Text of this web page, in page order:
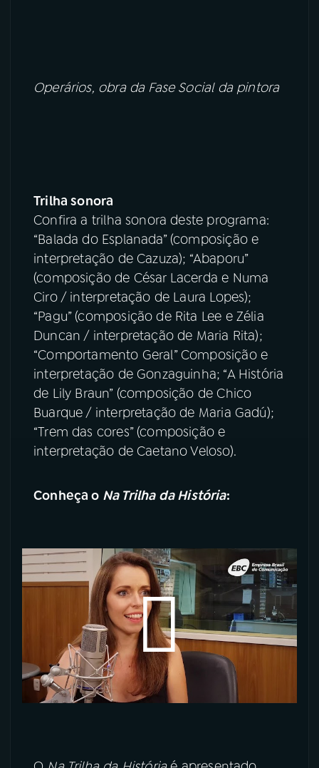
Operários, obra da Fase Social da pintora
Trilha sonora
Confira a trilha sonora deste programa:
“Balada do Esplanada” (composição e
interpretação de Cazuza); “Abaporu”
(composição de César Lacerda e Numa
Ciro / interpretação de Laura Lopes);
“Pagu” (composição de Rita Lee e Zélia
Duncan / interpretação de Maria Rita);
“Comportamento Geral” Composição e
interpretação de Gonzaguinha; “A História
de Lily Braun” (composição de Chico
Buarque / interpretação de Maria Gadú);
“Trem das cores” (composição e
interpretação de Caetano Veloso).
Conheça o Na Trilha da História: